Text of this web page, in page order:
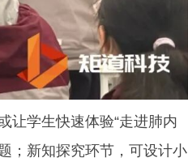
学生快速体验“走进肺内
；新知探究环节，可设计小